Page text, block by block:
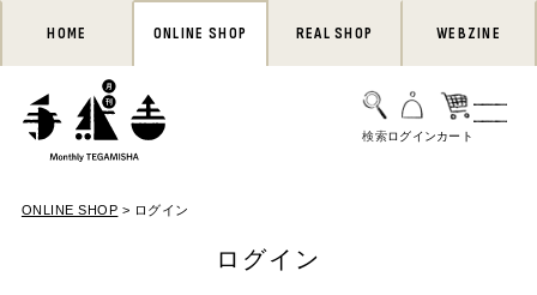
HOME ONLINE SHOP REAL SHOP WEBZINE
ONLINE SHOP ログイン
ログイン